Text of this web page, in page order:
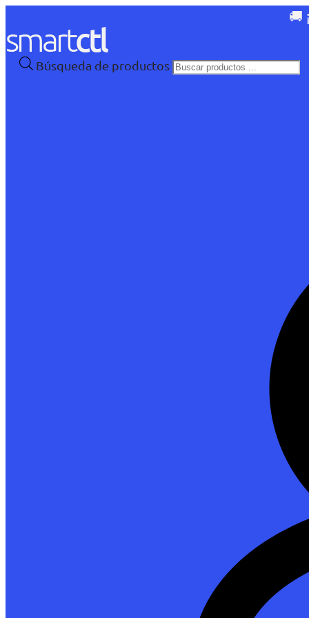
🚚
Búsqueda de productos